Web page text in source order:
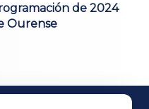
de 2024
Ourense